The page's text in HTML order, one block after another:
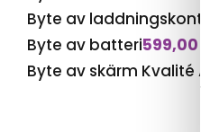
Byte av
Byte av batteri599,00
Byte av skärm Kvalité